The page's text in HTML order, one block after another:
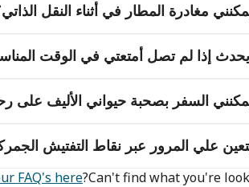
مغادرة المطار في أثناء النقل
يحدث إذا لم تصل أمتعتي في الوقت
السفر بصحبة حيواني الأليف على
علي المرور عبر نقاط التفتيش
Can't find what you're
FAQ's here